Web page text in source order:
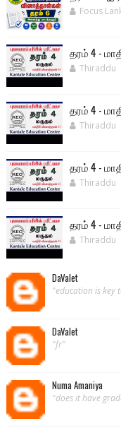
Focus
தரம் 4 -
Thiraddu
தரம் 4 -
Thiraddu
தரம் 4 -
Thiraddu
தரம் 4 -
Thiraddu
DaValet
"education is key
DaValet
"fr"
Numa Amaniya
"does it have